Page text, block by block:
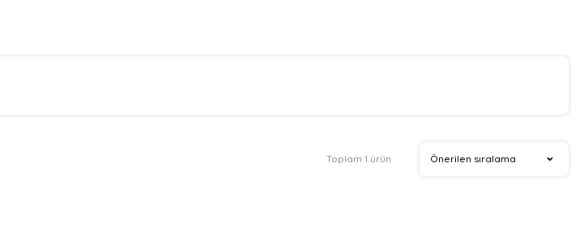
Toplam 1 ürün